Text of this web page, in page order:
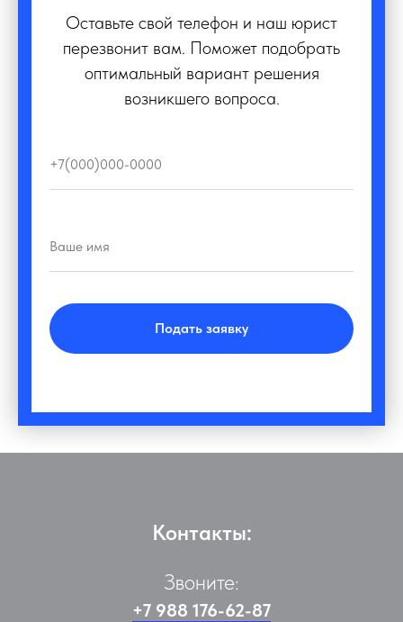
Оставьте свой телефон и наш юрист
перезвонит вам. Поможет подобрать
оптимальный вариант решения
возникшего вопроса.
Подать заявку
Контакты:
Звоните:
+7 988 176-62-87